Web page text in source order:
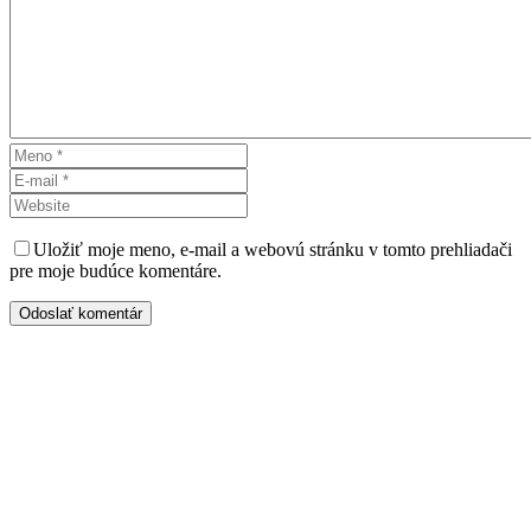
Uložiť moje meno, e-mail a webovú stránku v tomto prehliadači
pre moje budúce komentáre.
Odoslať komentár